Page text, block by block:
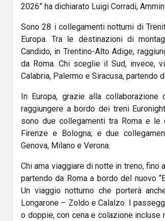
2026” ha dichiarato Luigi Corradi,
Sono 28 i collegamenti notturni di
Europa. Tra le destinazioni di
Candido, in Trentino-Alto Adige,
da Roma. Chi sceglie il Sud, invece,
Calabria, Palermo e Siracusa, partendo
In Europa, grazie alla
raggiungere a bordo dei treni
sono due collegamenti tra Roma e le
Firenze e Bologna; e due
Genova, Milano e Verona.
Chi ama viaggiare di notte in treno, fino
partendo da Roma a bordo del nuovo
Un viaggio notturno che porterà
Longarone – Zoldo e Calalzo. I
o doppie, con cena e colazione